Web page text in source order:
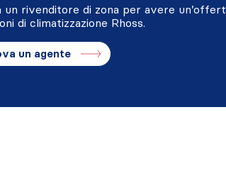
un rivenditore di zona per avere
di climatizzazione Rhoss.
un agente